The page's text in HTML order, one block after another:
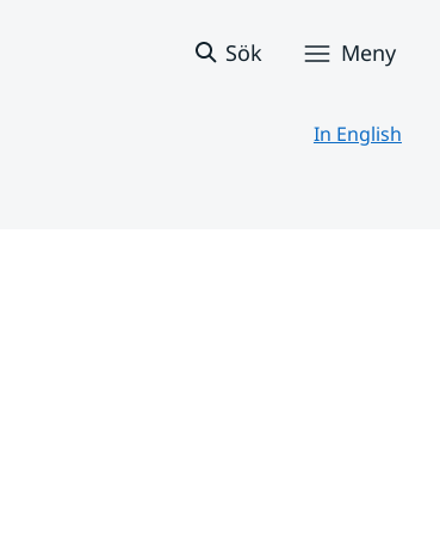
Sök Meny
In English